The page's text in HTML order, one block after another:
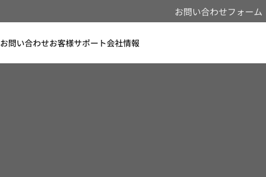
お問い合わせフォーム
お問い合わせお客様サポート会社情報